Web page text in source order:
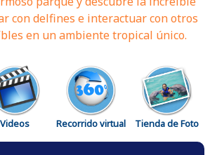
con delfines e interactuar con otros
en un ambiente tropical único.
Videos Recorrido virtual Tienda de Foto